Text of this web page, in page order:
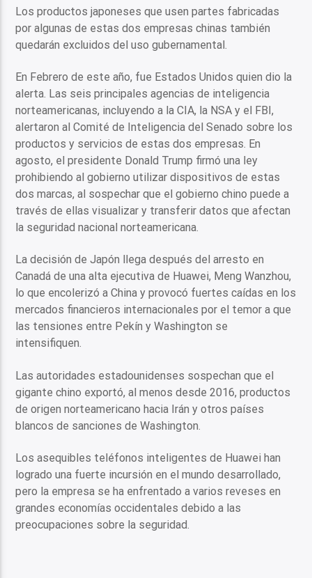
Los productos japoneses que usen partes fabricadas
por algunas de estas dos empresas chinas también
quedarán excluidos del uso gubernamental.
En Febrero de este año, fue Estados Unidos quien dio la
alerta. Las seis principales agencias de inteligencia
norteamericanas, incluyendo a la CIA, la NSA y el FBI,
alertaron al Comité de Inteligencia del Senado sobre los
productos y servicios de estas dos empresas. En
agosto, el presidente Donald Trump firmó una ley
prohibiendo al gobierno utilizar dispositivos de estas
dos marcas, al sospechar que el gobierno chino puede a
través de ellas visualizar y transferir datos que afectan
la seguridad nacional norteamericana.
La decisión de Japón llega después del arresto en
Canadá de una alta ejecutiva de Huawei, Meng Wanzhou,
lo que encolerizó a China y provocó fuertes caídas en los
mercados financieros internacionales por el temor a que
las tensiones entre Pekín y Washington se
intensifiquen.
Las autoridades estadounidenses sospechan que el
gigante chino exportó, al menos desde 2016, productos
de origen norteamericano hacia Irán y otros países
blancos de sanciones de Washington.
Los asequibles teléfonos inteligentes de Huawei han
logrado una fuerte incursión en el mundo desarrollado,
pero la empresa se ha enfrentado a varios reveses en
grandes economías occidentales debido a las
preocupaciones sobre la seguridad.